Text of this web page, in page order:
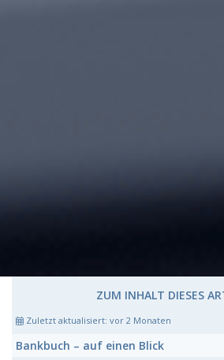
ZUM INHALT DIESES
Zuletzt aktualisiert: vor 2 Monaten
Bankbuch – auf einen Blick